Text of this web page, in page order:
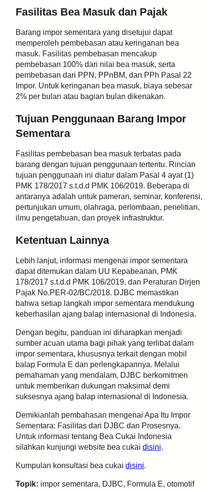
Fasilitas Bea Masuk dan Pajak
Barang impor sementara yang disetujui dapat
memperoleh pembebasan atau keringanan bea
masuk. Fasilitas pembebasan mencakup
pembebasan 100% dari nilai bea masuk, serta
pembebasan dari PPN, PPnBM, dan PPh Pasal 22
Impor. Untuk keringanan bea masuk, biaya sebesar
2% per bulan atau bagian bulan dikenakan.
Tujuan Penggunaan Barang Impor
Sementara
Fasilitas pembebasan bea masuk terbatas pada
barang dengan tujuan penggunaan tertentu. Rincian
tujuan penggunaan ini diatur dalam Pasal 4 ayat (1)
PMK 178/2017 s.t.d.d PMK 106/2019. Beberapa di
antaranya adalah untuk pameran, seminar, konferensi,
pertunjukan umum, olahraga, perlombaan, penelitian,
ilmu pengetahuan, dan proyek infrastruktur.
Ketentuan Lainnya
Lebih lanjut, informasi mengenai impor sementara
dapat ditemukan dalam UU Kepabeanan, PMK
178/2017 s.t.d.d PMK 106/2019, dan Peraturan Dirjen
Pajak No.PER-02/BC/2018. DJBC memastikan
bahwa setiap langkah impor sementara mendukung
keberhasilan ajang balap internasional di Indonesia.
Dengan begitu, panduan ini diharapkan menjadi
sumber acuan utama bagi pihak yang terlibat dalam
impor sementara, khususnya terkait dengan mobil
balap Formula E dan perlengkapannya. Melalui
pemahaman yang mendalam, DJBC berkomitmen
untuk memberikan dukungan maksimal demi
suksesnya ajang balap internasional di Indonesia.
Demikianlah pembahasan mengenai Apa Itu Impor
Sementara: Fasilitas dari DJBC dan Prosesnya.
Untuk informasi tentang Bea Cukai Indonesia
silahkan kunjungi website bea cukai disini.
Kumpulan konsultasi bea cukai disini.
Topik: impor sementara, DJBC, Formula E, otomotif